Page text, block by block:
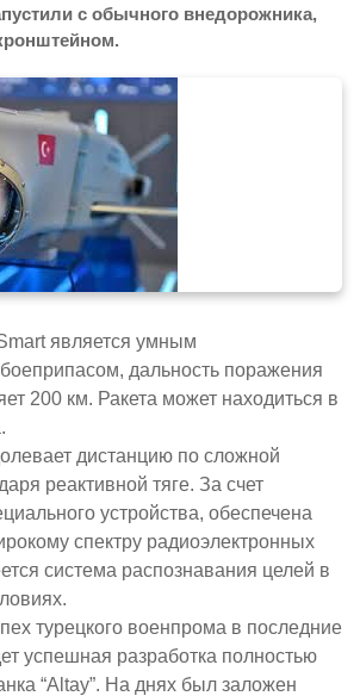
с обычного внедорожника,
является умным
дальность поражения
200 км. Ракета может находиться в
дистанцию по сложной
реактивной тяге. За счет
устройства, обеспечена
спектру радиоэлектронных
система распознавания целей в
турецкого военпрома в последние
успешная разработка полностью
“Altay”. На днях был заложен